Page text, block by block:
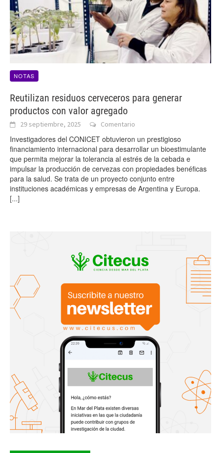
NOTAS
Reutilizan residuos cerveceros para generar
productos con valor agregado
29 septiembre, 2025 Comentario
Investigadores del CONICET obtuvieron un prestigioso
financiamiento internacional para desarrollar un bioestimulante
que permita mejorar la tolerancia al estrés de la cebada e
impulsar la producción de cervezas con propiedades benéficas
para la salud. Se trata de un proyecto conjunto entre
instituciones académicas y empresas de Argentina y Europa.
[...]